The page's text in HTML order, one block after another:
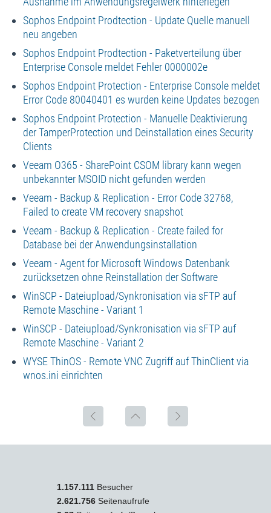
Sophos Endpoint Prodtection - Update Quelle manuell
neu angeben
Sophos Endpoint Prodtection - Paketverteilung über
Enterprise Console meldet Fehler 0000002e
Sophos Endpoint Protection - Enterprise Console meldet
Error Code 80040401 es wurden keine Updates bezogen
Sophos Endpoint Protection - Manuelle Deaktivierung
der TamperProtection und Deinstallation eines Security
Clients
Veeam O365 - SharePoint CSOM library kann wegen
unbekannter MSOID nicht gefunden werden
Veeam - Backup & Replication - Error Code 32768,
Failed to create VM recovery snapshot
Veeam - Backup & Replication - Create failed for
Database bei der Anwendungsinstallation
Veeam - Agent for Microsoft Windows Datenbank
zurücksetzen ohne Reinstallation der Software
WinSCP - Dateiupload/Synkronisation via sFTP auf
Remote Maschine - Variant 1
WinSCP - Dateiupload/Synkronisation via sFTP auf
Remote Maschine - Variant 2
WYSE ThinOS - Remote VNC Zugriff auf ThinClient via
wnos.ini einrichten
1.157.111 Besucher
2.621.756 Seitenaufrufe